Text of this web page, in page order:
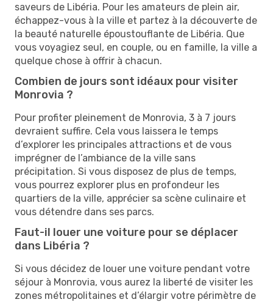
saveurs de Libéria. Pour les amateurs de plein air,
échappez-vous à la ville et partez à la découverte de
la beauté naturelle époustouflante de Libéria. Que
vous voyagiez seul, en couple, ou en famille, la ville a
quelque chose à offrir à chacun.
Combien de jours sont idéaux pour visiter
Monrovia ?
Pour profiter pleinement de Monrovia, 3 à 7 jours
devraient suffire. Cela vous laissera le temps
d’explorer les principales attractions et de vous
imprégner de l’ambiance de la ville sans
précipitation. Si vous disposez de plus de temps,
vous pourrez explorer plus en profondeur les
quartiers de la ville, apprécier sa scène culinaire et
vous détendre dans ses parcs.
Faut-il louer une voiture pour se déplacer
dans Libéria ?
Si vous décidez de louer une voiture pendant votre
séjour à Monrovia, vous aurez la liberté de visiter les
zones métropolitaines et d’élargir votre périmètre de